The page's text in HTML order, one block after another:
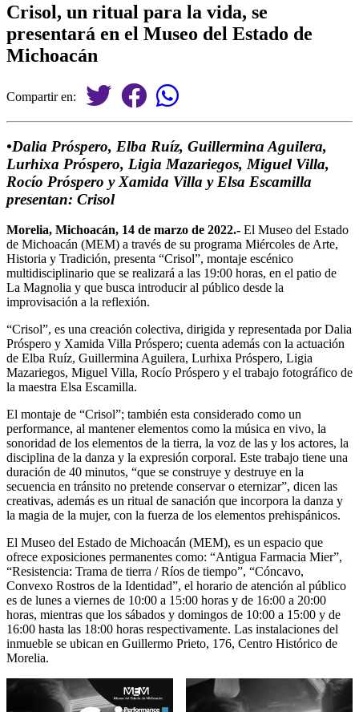
Crisol, un ritual para la vida, se
presentará en el Museo del Estado de
Michoacán
Compartir en:
•Dalia Próspero, Elba Ruíz, Guillermina Aguilera,
Lurhixa Próspero, Ligia Mazariegos, Miguel Villa,
Rocío Próspero y Xamida Villa y Elsa Escamilla
presentan: Crisol
Morelia, Michoacán, 14 de marzo de 2022.- El Museo del Estado
de Michoacán (MEM) a través de su programa Miércoles de Arte,
Historia y Tradición, presenta “Crisol”, montaje escénico
multidisciplinario que se realizará a las 19:00 horas, en el patio de
La Magnolia y que busca introducir al público desde la
improvisación a la reflexión.
“Crisol”, es una creación colectiva, dirigida y representada por Dalia
Próspero y Xamida Villa Próspero; cuenta además con la actuación
de Elba Ruíz, Guillermina Aguilera, Lurhixa Próspero, Ligia
Mazariegos, Miguel Villa, Rocío Próspero y el trabajo fotográfico de
la maestra Elsa Escamilla.
El montaje de “Crisol”; también esta considerado como un
performance, al mantener elementos como la música en vivo, la
sonoridad de los elementos de la tierra, la voz de las y los actores, la
disciplina de la danza y la expresión corporal. Este trabajo tiene una
duración de 40 minutos, “que se construye y destruye en la
secuencia en tránsito no pretende conservar o eternizar”, dicen las
creativas, además es un ritual de sanación que incorpora la danza y
la magia de la mujer, con la fuerza de los elementos prehispánicos.
El Museo del Estado de Michoacán (MEM), es un espacio que
ofrece exposiciones permanentes como: “Antigua Farmacia Mier”,
“Resistencia: Trama de tierra / Ríos de tiempo”, “Cóncavo,
Convexo Rostros de la Identidad”, el horario de atención al público
es de lunes a viernes de 10:00 a 15:00 horas y de 16:00 a 20:00
horas, mientras que los sábados y domingos de 10:00 a 15:00 y de
16:00 hasta las 18:00 horas respectivamente. Las instalaciones del
inmueble se ubican en Guillermo Prieto, 176, Centro Histórico de
Morelia.